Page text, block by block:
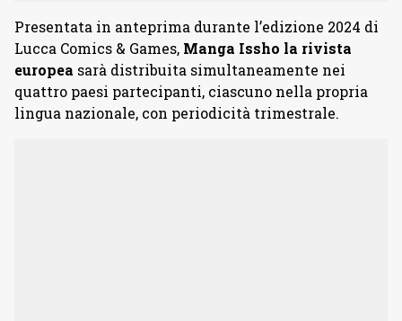
Presentata in anteprima durante l’edizione 2024 di
Lucca Comics & Games, Manga Issho la rivista
europea sarà distribuita simultaneamente nei
quattro paesi partecipanti, ciascuno nella propria
lingua nazionale, con periodicità trimestrale.